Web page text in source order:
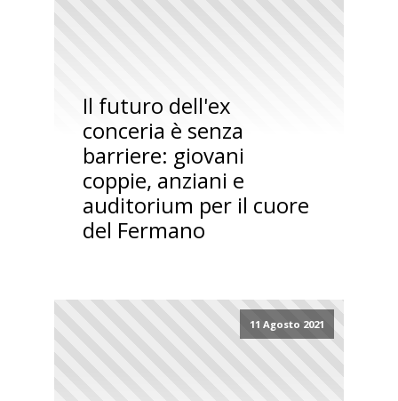
Il futuro dell'ex
conceria è senza
barriere: giovani
coppie, anziani e
auditorium per il cuore
del Fermano
11 Agosto 2021